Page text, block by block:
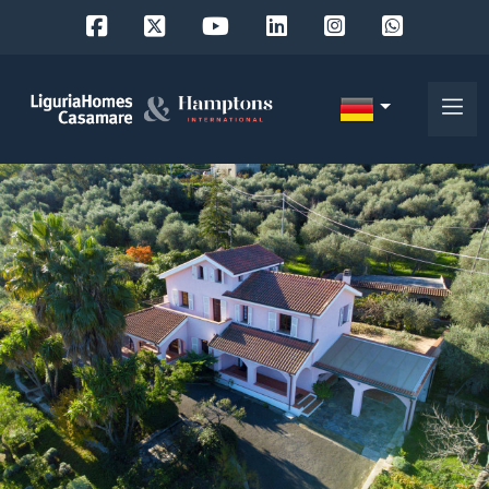
EN
FR
DE
RU
Über
uns
Unsere
Dienstleistungen
Wo
suchen
Sie?
Provinz
Ort